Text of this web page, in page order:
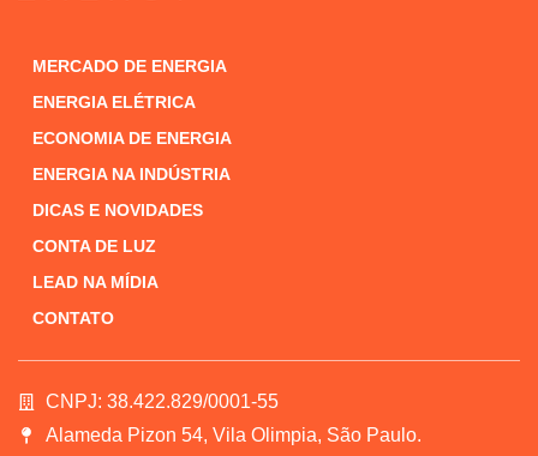
MERCADO DE ENERGIA
ENERGIA ELÉTRICA
ECONOMIA DE ENERGIA
ENERGIA NA INDÚSTRIA
DICAS E NOVIDADES
CONTA DE LUZ
LEAD NA MÍDIA
CONTATO
CNPJ: 38.422.829/0001-55
Alameda Pizon 54, Vila Olimpia, São Paulo.